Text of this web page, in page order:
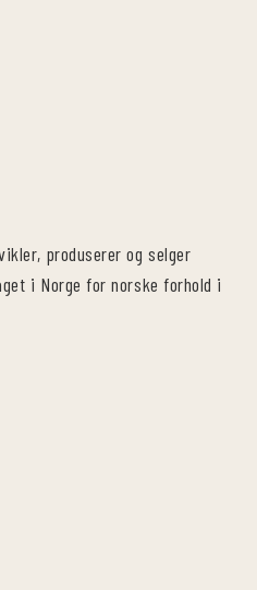
produserer og selger
i Norge for norske forhold i